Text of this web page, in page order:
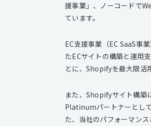
援事業」、ノーコードで
ています。
EC支援事業（EC SaaS事
たECサイトの構築と運用
とに、Shopifyを最大限活
また、Shopifyサイト構築
Platinumパートナーとし
た、当社のパフォーマン